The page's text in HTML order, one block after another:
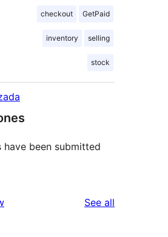
checkout GetPaid
inventory selling
stock
have been submitted
See all